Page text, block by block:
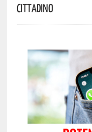
Cittadino